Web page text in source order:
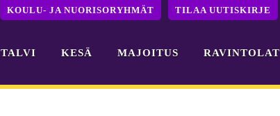
KOULU- JA NUORISORYHMÄT TILAA UUTISKIRJE
TALVI KESÄ MAJOITUS RAVINTOLAT